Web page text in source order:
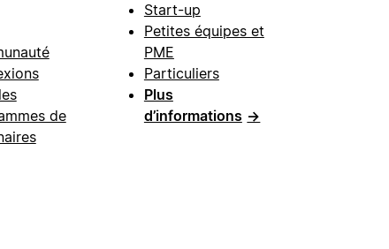
de
Start-up
Petites équipes et
PME
Particuliers
Plus
d’informations →